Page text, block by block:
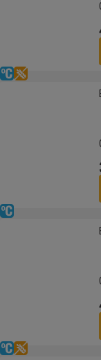
BONPREU Salsitxa de
Refrigerat
Sense gluten
Refrigerat
Refrigerat
Sense gluten